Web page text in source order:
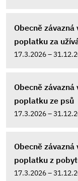
Obecně
poplatku za
17.3.2026 –
Obecně
poplatku ze psů
17.3.2026 –
Obecně
poplatku z
17.3.2026 –